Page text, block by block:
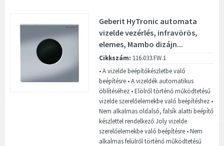
Geberit HyTronic automata
vizelde vezérlés, infravörös,
elemes, Mambo dizájn...
Cikkszám: 116.033.FW.1
• A vizelde beépítőkészletbe való
beépítésre • A vizeldék automatikus
öblítéséhez • Elölről történő működtetésű
vizelde szerelőelemekbe való beépítéshez •
Nem alkalmas oldalsó, falsík alatti beépítő
készlettel rendelkező Joly vizelde
szerelőelemekbe való beépítésre • Nem
alkalmas felülről történő működtetésű